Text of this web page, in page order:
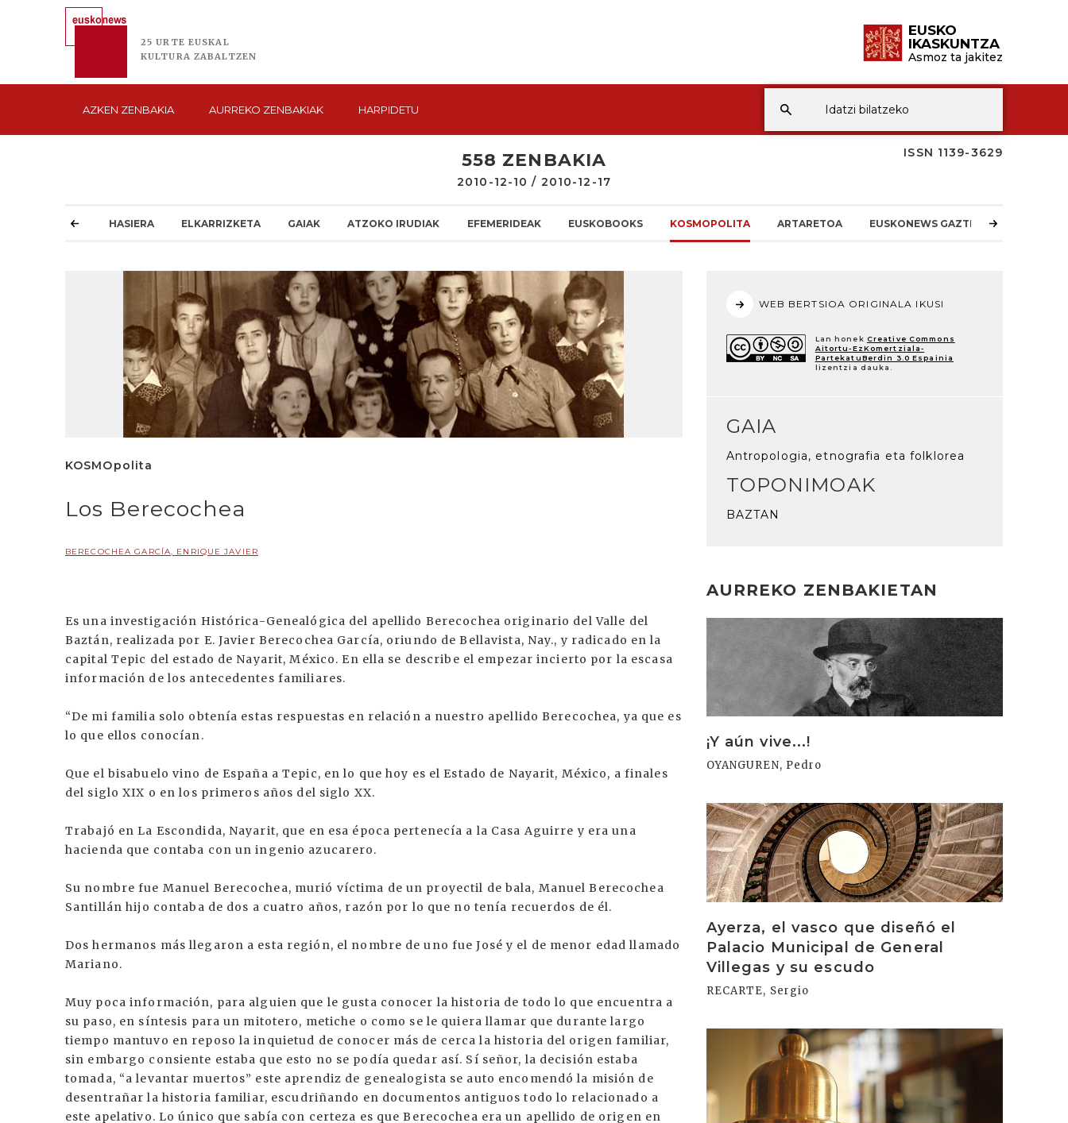
25 URTE EUSKAL
KULTURA ZABALTZEN
EUSKO
IKASKUNTZA
Asmoz ta jakitez
AZKEN ZENBAKIA AURREKO ZENBAKIAK HARPIDETU
ISSN 1139-3629
558 ZENBAKIA
2010-12-10 / 2010-12-17
HASIERA ELKARRIZKETA GAIAK ATZOKO IRUDIAK EFEMERIDEAK EUSKOBOOKS KOSMOPOLITA ARTARETOA EUSKONEWS GAZTEA
KOSMOpolita
Los Berecochea
BERECOCHEA GARCÍA, ENRIQUE JAVIER
Es una investigación Histórica-Genealógica del apellido Berecochea originario del Valle del
Baztán, realizada por E. Javier Berecochea García, oriundo de Bellavista, Nay., y radicado en la
capital Tepic del estado de Nayarit, México. En ella se describe el empezar incierto por la escasa
información de los antecedentes familiares.
“De mi familia solo obtenía estas respuestas en relación a nuestro apellido Berecochea, ya que es
lo que ellos conocían.
Que el bisabuelo vino de España a Tepic, en lo que hoy es el Estado de Nayarit, México, a finales
del siglo XIX o en los primeros años del siglo XX.
Trabajó en La Escondida, Nayarit, que en esa época pertenecía a la Casa Aguirre y era una
hacienda que contaba con un ingenio azucarero.
Su nombre fue Manuel Berecochea, murió víctima de un proyectil de bala, Manuel Berecochea
Santillán hijo contaba de dos a cuatro años, razón por lo que no tenía recuerdos de él.
Dos hermanos más llegaron a esta región, el nombre de uno fue José y el de menor edad llamado
Mariano.
Muy poca información, para alguien que le gusta conocer la historia de todo lo que encuentra a
su paso, en síntesis para un mitotero, metiche o como se le quiera llamar que durante largo
tiempo mantuvo en reposo la inquietud de conocer más de cerca la historia del origen familiar,
sin embargo consiente estaba que esto no se podía quedar así. Sí señor, la decisión estaba
tomada, “a levantar muertos” este aprendiz de genealogista se auto encomendó la misión de
desentrañar la historia familiar, escudriñando en documentos antiguos todo lo relacionado a
este apelativo. Lo único que sabía con certeza es que Berecochea era un apellido de origen en
WEB BERTSIOA ORIGINALA IKUSI
Lan honek Creative Commons
Aitortu-EzKomertziala-
PartekatuBerdin 3.0 Espainia
lizentzia dauka.
GAIA
Antropologia, etnografia eta folklorea
TOPONIMOAK
BAZTAN
AURREKO ZENBAKIETAN
¡Y aún vive...!
OYANGUREN, Pedro
Ayerza, el vasco que diseñó el
Palacio Municipal de General
Villegas y su escudo
RECARTE, Sergio
Irakurri